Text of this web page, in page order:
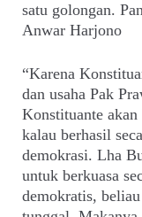
satu golongan.
Anwar Harjono
“Karena
dan usaha Pak
Konstituante
kalau berhasil
demokrasi. Lha
untuk berkuasa
demokratis,